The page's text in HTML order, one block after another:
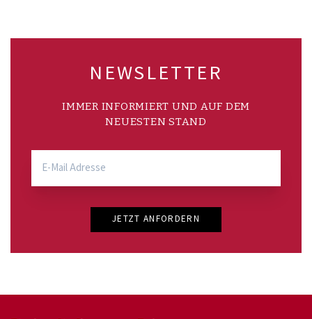
NEWSLETTER
IMMER INFORMIERT UND AUF DEM
NEUESTEN STAND
JETZT ANFORDERN